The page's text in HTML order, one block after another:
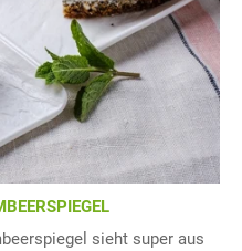
sieht super aus